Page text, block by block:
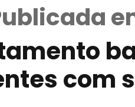
com